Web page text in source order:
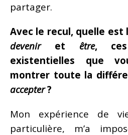
partager.
Avec le recul, quelle
deveniret être,
existentielles que
montrer toute la
accepter?
Mon expérience de
particulière, m’a